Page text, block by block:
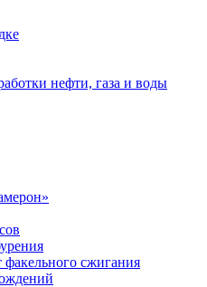
нефти, газа и воды
сжигания